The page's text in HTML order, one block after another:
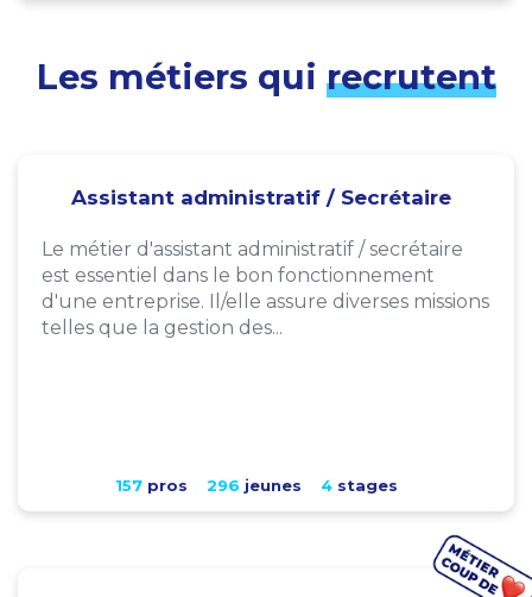
Les métiers qui recrutent
Assistant administratif / Secrétaire
Le métier d'assistant administratif / secrétaire
est essentiel dans le bon fonctionnement
d'une entreprise. Il/elle assure diverses missions
telles que la gestion des...
157 pros 296 jeunes 4 stages